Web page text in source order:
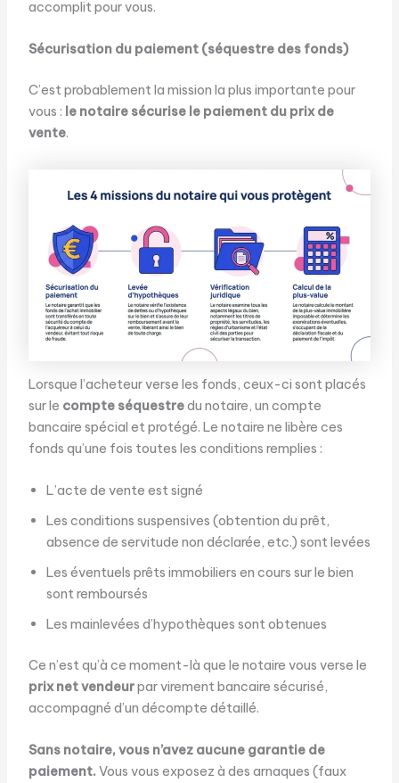
accomplit pour vous.
Sécurisation du paiement (séquestre des fonds)
C’est probablement la mission la plus importante pour
vous : le notaire sécurise le paiement du prix de
vente.
Lorsque l’acheteur verse les fonds, ceux-ci sont placés
sur le compte séquestredu notaire, un compte
bancaire spécial et protégé. Le notaire ne libère ces
fonds qu’une fois toutes les conditions remplies :
L’acte de vente est signé
Les conditions suspensives (obtention du prêt,
absence de servitude non déclarée, etc.) sont levées
Les éventuels prêts immobiliers en cours sur le bien
sont remboursés
Les mainlevées d’hypothèques sont obtenues
Ce n’est qu’à ce moment-là que le notaire vous verse le
prix net vendeurpar virement bancaire sécurisé,
accompagné d’un décompte détaillé.
Sans notaire, vous n’avez aucune garantie de
paiement.Vous vous exposez à des arnaques (faux